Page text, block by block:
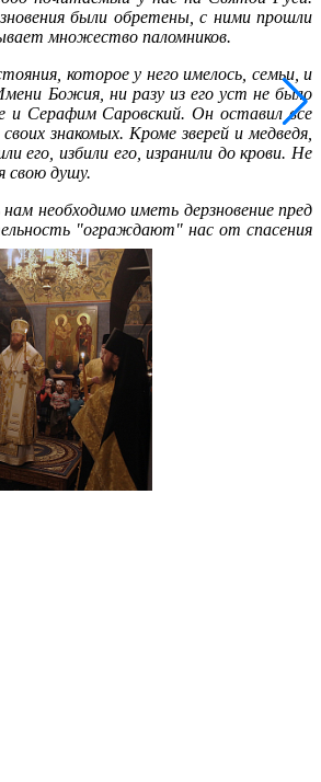
были обретены, с ними прошли
множество паломников.
которое у него имелось, семьи, и
Божия, ни разу из его уст не было
и Серафим Саровский. Он оставил все
знакомых. Кроме зверей и медведя,
его, избили его, изранили до крови. Не
свою душу.
необходимо иметь дерзновение пред
"ограждают" нас от спасения